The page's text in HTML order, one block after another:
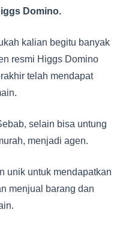
Domino.
kalian begitu banyak
resmi Higgs Domino
telah mendapat
selain bisa untung
menjadi agen.
unik untuk mendapatkan
menjual barang dan